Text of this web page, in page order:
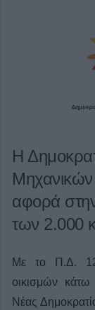
Η
αφορά
των 2.000
Με το Π.Δ.
οικισμών
Νέας